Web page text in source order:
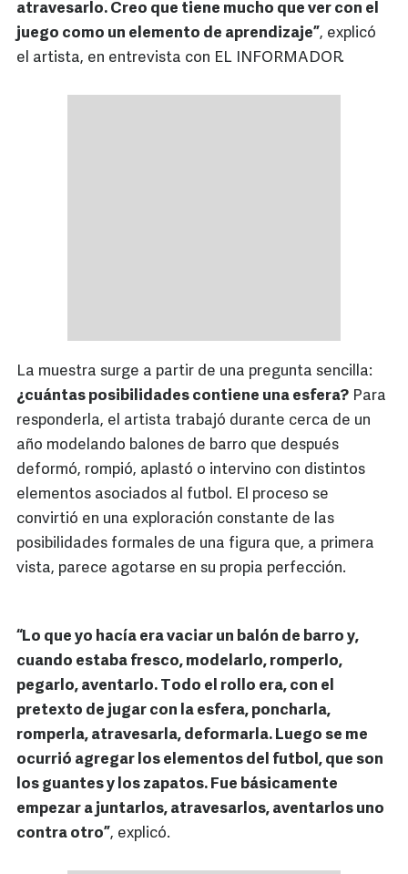
atravesarlo. Creo que tiene mucho que ver con el
juego como un elemento de aprendizaje”, explicó
el artista, en entrevista con EL INFORMADOR.
La muestra surge a partir de una pregunta sencilla:
¿cuántas posibilidades contiene una esfera? Para
responderla, el artista trabajó durante cerca de un
año modelando balones de barro que después
deformó, rompió, aplastó o intervino con distintos
elementos asociados al futbol. El proceso se
convirtió en una exploración constante de las
posibilidades formales de una figura que, a primera
vista, parece agotarse en su propia perfección.
“Lo que yo hacía era vaciar un balón de barro y,
cuando estaba fresco, modelarlo, romperlo,
pegarlo, aventarlo. Todo el rollo era, con el
pretexto de jugar con la esfera, poncharla,
romperla, atravesarla, deformarla. Luego se me
ocurrió agregar los elementos del futbol, que son
los guantes y los zapatos. Fue básicamente
empezar a juntarlos, atravesarlos, aventarlos uno
contra otro”, explicó.